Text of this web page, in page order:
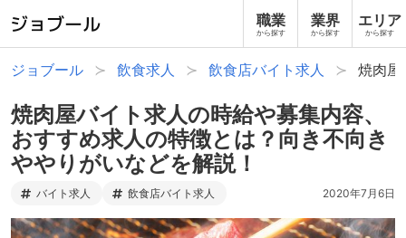
職業
から探す
業界
から探す
エリア
から探す
ジョブール 飲食求人 飲食店バイト求人 焼肉屋
焼肉屋バイト求人の時給や募集内容、
おすすめ求人の特徴とは？向き不向き
ややりがいなどを解説！
バイト求人 飲食店バイト求人 2020年7月6日